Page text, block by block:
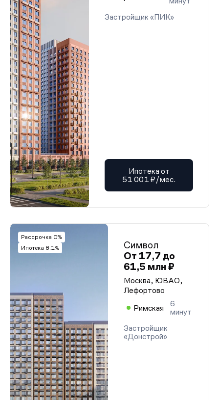
Застройщик «ПИК»
Ипотека от
51 001 ₽/мес.
Рассрочка 0%
Ипотека 8.1%
Символ
От 17,7 до
61,5 млн ₽
Москва, ЮВАО,
Лефортово
Римская
6
минут
Застройщик
«Донстрой»